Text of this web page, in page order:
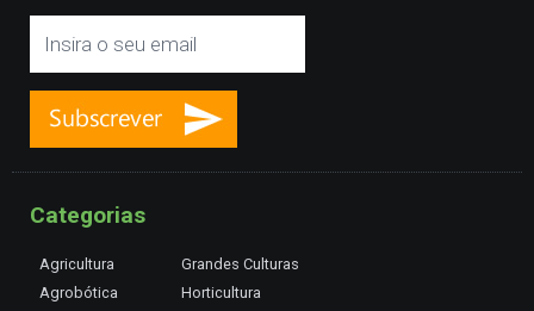
Categorias
Agricultura
Agrobótica
Grandes Culturas
Horticultura